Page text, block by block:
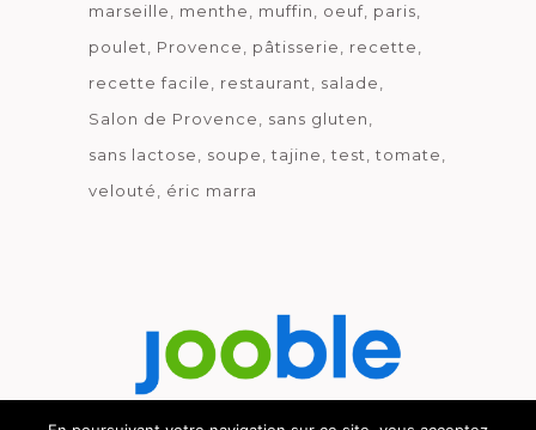
marseille
menthe muffin oeuf paris
poulet
Provence pâtisserie
recette
recette facile
restaurant
salade
Salon de Provence
sans gluten
sans lactose
soupe tajine test tomate
velouté
éric marra